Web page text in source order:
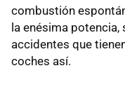
combustión
la enésima
accidentes que
coches así.